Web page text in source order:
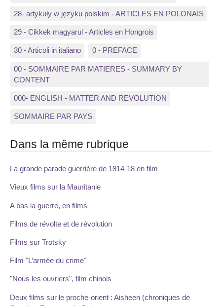
28- artykuły w języku polskim - ARTICLES EN POLONAIS
29 - Cikkek magyarul - Articles en Hongrois
30 - Articoli in italiano 0 - PREFACE
00 - SOMMAIRE PAR MATIERES - SUMMARY BY
CONTENT
000- ENGLISH - MATTER AND REVOLUTION
SOMMAIRE PAR PAYS
Dans la même rubrique
La grande parade guerrière de 1914-18 en film
Vieux films sur la Mauritanie
A bas la guerre, en films
Films de révolte et de révolution
Films sur Trotsky
Film "L’armée du crime"
"Nous les ouvriers", film chinois
Deux films sur le proche-orient : Aisheen (chroniques de